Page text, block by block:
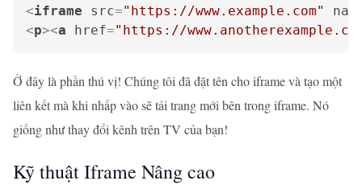
<iframe src="https://www.example.com"
<p><a href="https://
Ở đây là phần thú vị! Chúng tôi đã đặt tên cho iframe và tạo một
liên kết mà khi nhấp vào sẽ tải trang mới bên trong iframe. Nó
giống như thay đổi kênh trên TV của bạn!
Kỹ thuật Iframe Nâng cao